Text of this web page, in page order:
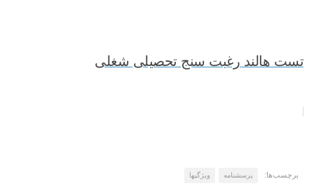
تست هالند رغبت سنج تحصیلی شغلی
برچسب‌ها: پرسشنامه ویژگیها